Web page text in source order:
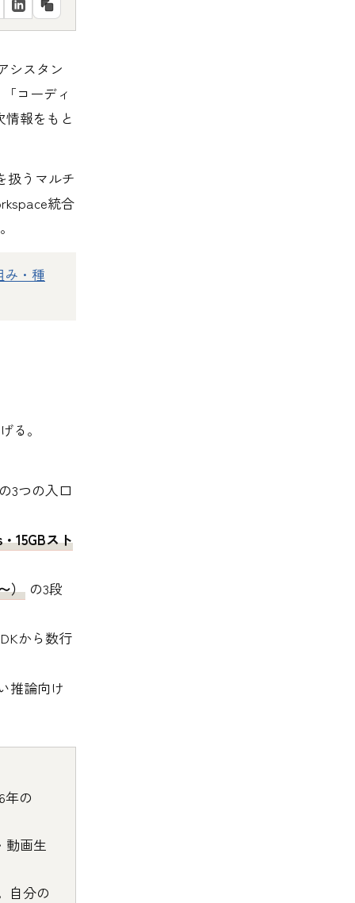
シスタン
コーディ
報をもと
扱うマルチ
統合
み・種
る。
の3つの入口
15GBスト
） の3段
から数行
推論向け
年の
動画生
自分の